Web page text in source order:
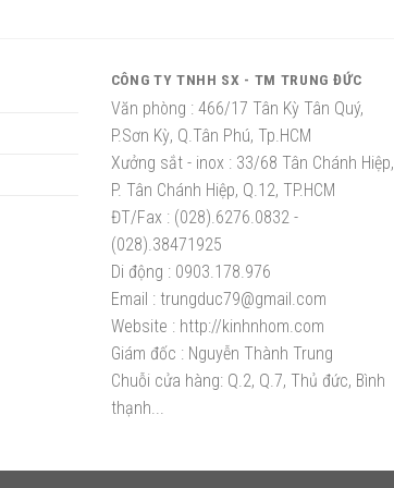
CÔNG TY TNHH SX - TM TRUNG ĐỨC
Văn phòng :466/17 Tân Kỳ Tân Quý,
P.Sơn Kỳ, Q.Tân Phú, Tp.HCM
Xưởng sắt - inox :33/68 Tân Chánh Hiệp,
P. Tân Chánh Hiệp, Q.12, TP.HCM
ĐT/Fax :(028).6276.0832 -
(028).38471925
Di động :0903.178.976
Email :trungduc79@gmail.com
Website :http://kinhnhom.com
Giám đốc :Nguyễn Thành Trung
Chuỗi cửa hàng: Q.2, Q.7, Thủ đức, Bình
thạnh...